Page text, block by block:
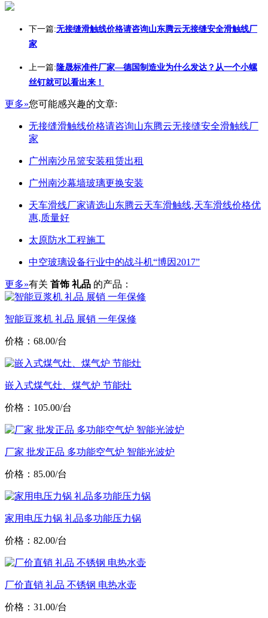
下一篇:无接缝滑触线价格请咨询山东腾云无接缝安全滑触线厂
家
上一篇: 隆晟标准件厂家—德国制造业为什么发达？从一个小螺
丝钉就可以看出来！
更多»您可能感兴趣的文章:
无接缝滑触线价格请咨询山东腾云无接缝安全滑触线厂
家
广州南沙吊篮安装租赁出租
广州南沙幕墙玻璃更换安装
天车滑线厂家请选山东腾云天车滑触线,天车滑线价格优
惠,质量好
太原防水工程施工
中空玻璃设备行业中的战斗机“博因2017”
更多»有关 首饰 礼品 的产品：
智能豆浆机 礼品 展销 一年保修
价格：68.00/台
嵌入式煤气灶、煤气炉 节能灶
价格：105.00/台
厂家 批发正品 多功能空气炉 智能光波炉
价格：85.00/台
家用电压力锅 礼品多功能压力锅
价格：82.00/台
厂价直销 礼品 不锈钢 电热水壶
价格：31.00/台